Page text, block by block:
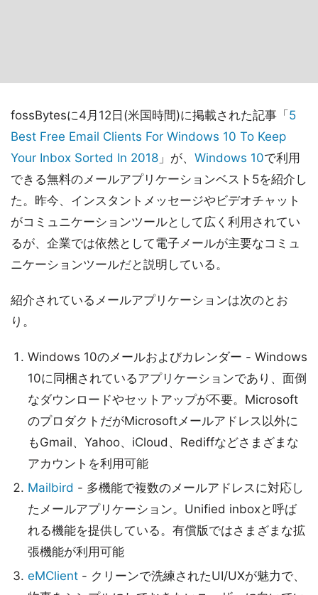
fossBytesに4月12日(米国時間)に掲載された記事「 5
Best Free Email Clients For Windows 10 To Keep
Your Inbox Sorted In 2018 」が、 Windows 10で利用
できる無料のメールアプリケーションベスト5を紹介し
た。昨今、インスタントメッセージやビデオチャット
がコミュニケーションツールとして広く利用されてい
るが、企業では依然として電子メールが主要なコミュ
ニケーションツールだと説明している。
紹介されているメールアプリケーションは次のとお
り。
Windows 10のメールおよびカレンダー - Windows
10に同梱されているアプリケーションであり、面倒
なダウンロードやセットアップが不要。Microsoft
のプロダクトだがMicrosoftメールアドレス以外に
もGmail、Yahoo、iCloud、Rediffなどさまざまな
アカウントを利用可能
Mailbird - 多機能で複数のメールアドレスに対応し
たメールアプリケーション。Unified inboxと呼ば
れる機能を提供している。有償版ではさまざまな拡
張機能が利用可能
eMClient- クリーンで洗練されたUI/UXが魅力で、